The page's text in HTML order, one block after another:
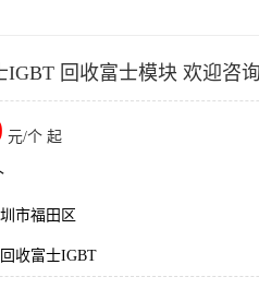
IGBT 回收富士模块 欢迎咨询
元/个 起
市福田区
收富士IGBT